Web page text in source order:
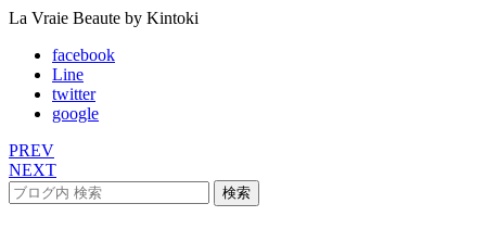
La Vraie Beaute by Kintoki
facebook
Line
twitter
google
PREV
NEXT